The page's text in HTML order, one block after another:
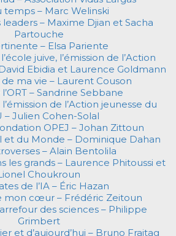
temps – Marc Welinski
– Maxime Djian et Sacha
Partouche
– Elsa Pariente
juive, l’émission de l’Action
Ebidia et Laurence Goldmann
ma vie – Laurent Couson
– Sandrine Sebbane
de l’Action jeunesse du
– Julien Cohen-Solal
OPEJ – Johan Zittoun
et du Monde – Dominique Dahan
– Alain Bentolila
les grands – Laurence Phitoussi et
Choukroun
de l’IA – Éric Hazan
mon cœur – Frédéric Zeitoun
des sciences – Philippe
Grimbert
et d’aujourd’hui – Bruno Fraitag